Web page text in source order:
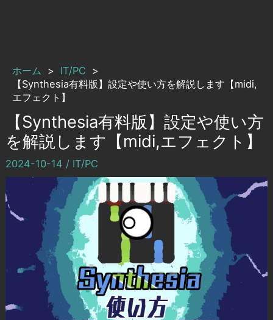
ホーム
IT/PC
【Synthesia有料版】設定や使い方を解説します【midi,
エフェクト】
【Synthesia有料版】設定や使い方
を解説します【midi,エフェクト】
2024-10-14 / IT/PC